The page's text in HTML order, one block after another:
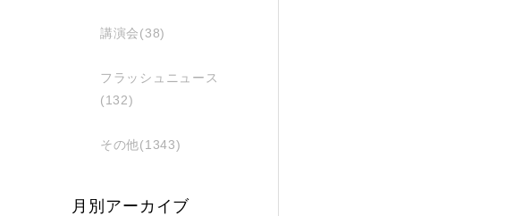
講演会(38)
フラッシュニュース
(132)
その他(1343)
月別アーカイブ